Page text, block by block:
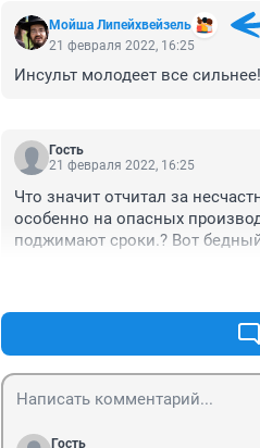
Мойша Липейхвейзель
21 февраля 2022, 16:25
Инсульт молодеет все сильнее!
Гость
21 февраля 2022, 16:25
Что значит отчитал за
особенно на опасных
поджимают сроки.? Вот
Гость